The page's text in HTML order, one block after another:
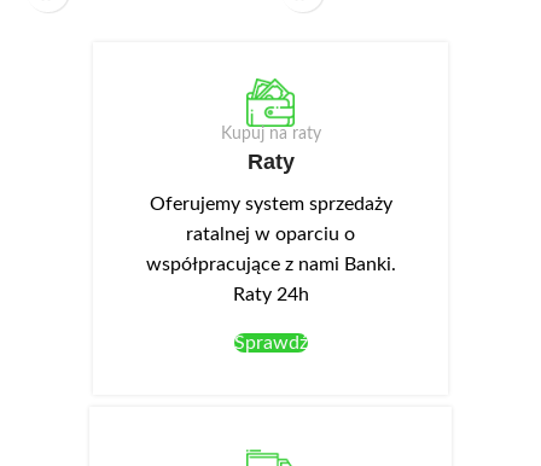
sprzęt audio-video, natomiast
laminowanej o grubości 16 mm.
otwieranie. Opcjonalnie można
dokupić oświetlenie LED NEO-
13 w kolorze białym zimnym,
montowane w wieńcu górnym.
audio-video, natomiast po
wykonany jest z wysokiej jakości
płyty laminowanej o grubości 16
podchwyty ułatwiające
otwieranie. Opcjonalnie można
dokupić oświetlenie LED NEO-
13 w kolorze białym zimnym,
montowane w wieńcu górnym.
Kupuj na raty
Raty
Oferujemy system sprzedaży
ratalnej w oparciu o
współpracujące z nami Banki.
Raty 24h
Sprawdź